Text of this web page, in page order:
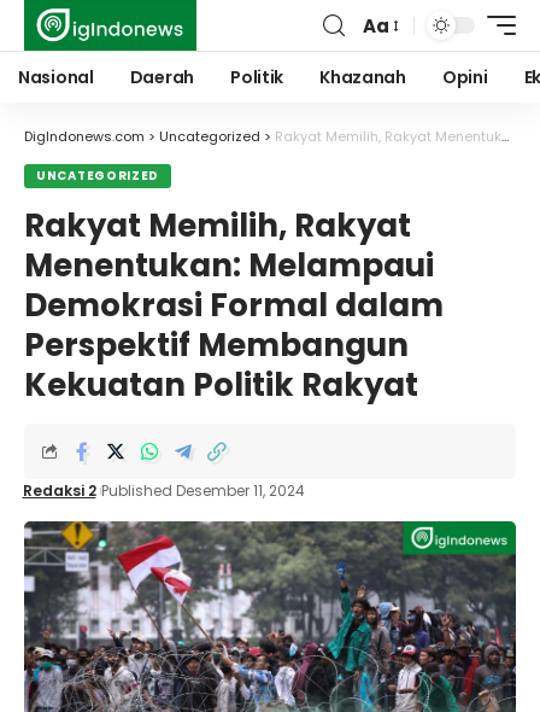
Font
Resizer
Aa
Nasional Daerah Politik Khazanah Opini
DigIndonews.com > Uncategorized > Rakyat Memilih, Rakyat Menentukan: Melampaui Demokrasi Formal dalam Perspektif Membangun Kekuatan Politik Rakyat
UNCATEGORIZED
Rakyat Memilih, Rakyat
Menentukan: Melampaui
Demokrasi Formal dalam
Perspektif Membangun
Kekuatan Politik Rakyat
Redaksi 2 Published Desember 11, 2024